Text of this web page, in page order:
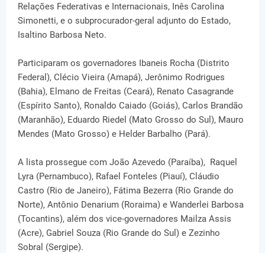
Relações Federativas e Internacionais, Inês Carolina
Simonetti, e o subprocurador-geral adjunto do Estado,
Isaltino Barbosa Neto.
Participaram os governadores Ibaneis Rocha (Distrito
Federal), Clécio Vieira (Amapá), Jerônimo Rodrigues
(Bahia), Elmano de Freitas (Ceará), Renato Casagrande
(Espírito Santo), Ronaldo Caiado (Goiás), Carlos Brandão
(Maranhão), Eduardo Riedel (Mato Grosso do Sul), Mauro
Mendes (Mato Grosso) e Helder Barbalho (Pará).
A lista prossegue com João Azevedo (Paraíba), Raquel
Lyra (Pernambuco), Rafael Fonteles (Piauí), Cláudio
Castro (Rio de Janeiro), Fátima Bezerra (Rio Grande do
Norte), Antônio Denarium (Roraima) e Wanderlei Barbosa
(Tocantins), além dos vice-governadores Mailza Assis
(Acre), Gabriel Souza (Rio Grande do Sul) e Zezinho
Sobral (Sergipe).